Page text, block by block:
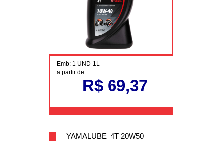
Emb: 1 UND-1L
a partir de:
R$ 69,37
YAMALUBE 4T 20W50